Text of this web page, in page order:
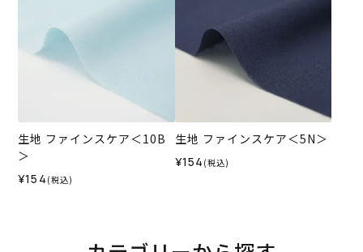
生地 ファインスケア＜10B
＞
¥154 (税込)
生地 ファインスケア＜5N＞
¥154 (税込)